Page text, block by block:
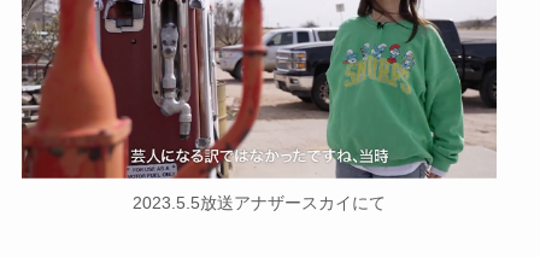
2023.5.5放送アナザースカイにて